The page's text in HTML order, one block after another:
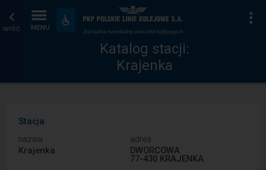
wróć MENU
Dostępność
i
udogodnienia
Katalog
stacji
Strona
główna
Katalog stacji:
Krajenka
Stacja
nazwa
Krajenka
adres
DWORCOWA
77-430 KRAJENKA